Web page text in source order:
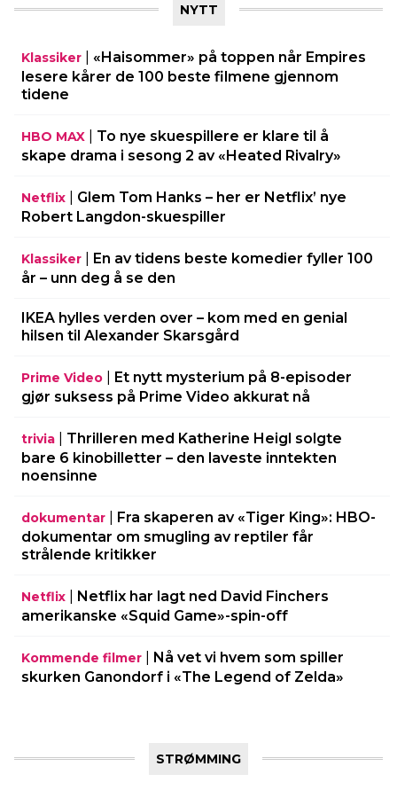
NYTT
Klassiker
«Haisommer» på toppen når Empires
lesere kårer de 100 beste filmene gjennom
tidene
HBO MAX
To nye skuespillere er klare til å
skape drama i sesong 2 av «Heated Rivalry»
Netflix
Glem Tom Hanks – her er Netflix’ nye
Robert Langdon-skuespiller
Klassiker
En av tidens beste komedier fyller 100
år – unn deg å se den
IKEA hylles verden over – kom med en genial
hilsen til Alexander Skarsgård
Prime Video
Et nytt mysterium på 8-episoder
gjør suksess på Prime Video akkurat nå
trivia
Thrilleren med Katherine Heigl solgte
bare 6 kinobilletter – den laveste inntekten
noensinne
dokumentar
Fra skaperen av «Tiger King»: HBO-
dokumentar om smugling av reptiler får
strålende kritikker
Netflix
Netflix har lagt ned David Finchers
amerikanske «Squid Game»-spin-off
Kommende filmer
Nå vet vi hvem som spiller
skurken Ganondorf i «The Legend of Zelda»
STRØMMING